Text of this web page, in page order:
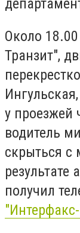
Около
Транзит",
у проезжей
водитель
скрыться с
получил